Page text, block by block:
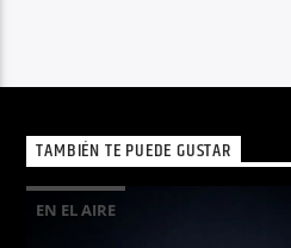
TAMBIÉN TE PUEDE GUSTAR
EN EL AIRE